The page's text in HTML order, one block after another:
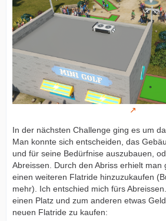
In der nächsten Challenge ging es um
Man konnte sich entscheiden, das
und für seine Bedürfnise auszubauen,
Abreissen. Durch den Abriss erhielt man
einen weiteren Flatride hinzuzukaufen
mehr). Ich entschied mich fürs
einen Platz und zum anderen etwas
neuen Flatride zu kaufen: